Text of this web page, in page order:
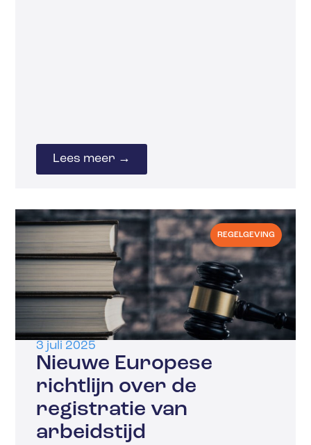
Lees meer →
REGELGEVING
3 juli 2025
Nieuwe Europese
richtlijn over de
registratie van
arbeidstijd